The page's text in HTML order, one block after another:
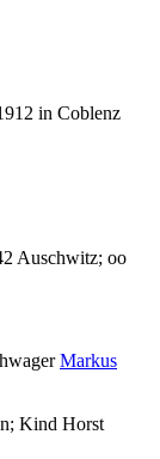
in Coblenz
Auschwitz; oo
Markus
Kind Horst